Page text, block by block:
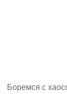
Боремся с